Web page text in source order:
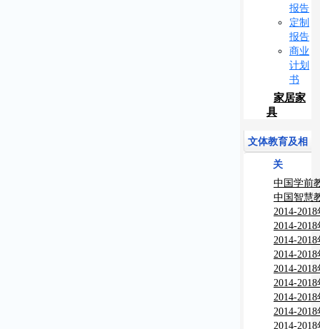
报告
定制
报告
商业
计划
书
家居家
具
文体教育及相
关
中国学前
究报告
中国智慧
测报告
2014-
画用笔市
告
2014-
分析与行
2014-
析与行业
2014-
分析与行
2014-
粒市场分
2014-
用墨水市
告
2014-
与行业调
2014-
与行业调
2014-